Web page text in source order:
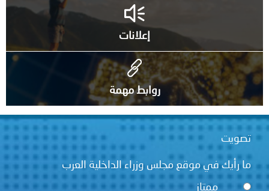
إعلانات
روابط مهمة
تصويت
ما رأيك في موقع مجلس وزراء الداخلية العرب
ممتاز